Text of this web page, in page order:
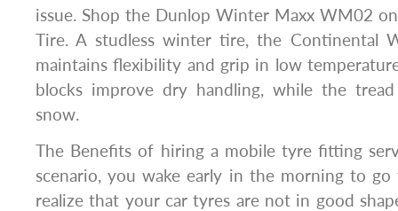
issue. Shop the Dunlop Winter Maxx WM02
Tire. A studless winter tire, the Continental
maintains flexibility and grip in low
blocks improve dry handling, while the
snow.
The Benefits of hiring a mobile tyre fitting
scenario, you wake early in the morning to
realize that your car tyres are not in good